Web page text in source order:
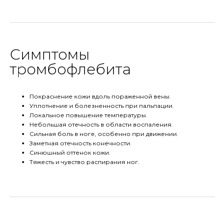
Симптомы
тромбофлебита
Покраснение кожи вдоль пораженной вены.
Уплотнение и болезненность при пальпации.
Локальное повышение температуры.
Небольшая отечность в области воспаления.
Сильная боль в ноге, особенно при движении.
Заметная отечность конечности.
Синюшный оттенок кожи.
Тяжесть и чувство распирания ног.